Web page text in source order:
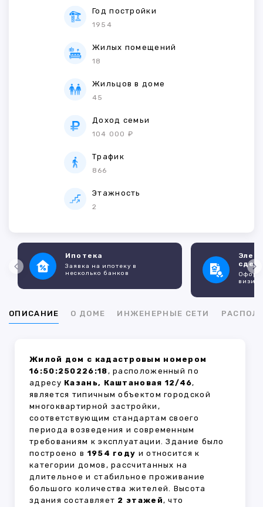
Год постройки
1954
Жилых помещений
18
Жильцов в доме
45
Доход семьи
104 000 ₽
Трафик
866
Этажность
2
Ипотека
Заявка на ипотеку в
несколько банков
ОПИСАНИЕ О ДОМЕ ИНЖЕНЕРНЫЕ СЕТИ
Жилой дом с кадастровым номером
16:50:250226:18, расположенный по
адресу Казань, Каштановая 12/46,
является типичным объектом городской
многоквартирной застройки,
соответствующим стандартам своего
периода возведения и современным
требованиям к эксплуатации. Здание было
построено в 1954 году и относится к
категории домов, рассчитанных на
длительное и стабильное проживание
большого количества жителей. Высота
здания составляет 2 этажей, что